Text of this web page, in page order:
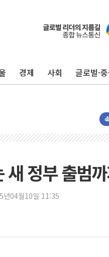
경제 사회 글로벌·
정부 출범
년04월10일 11:35